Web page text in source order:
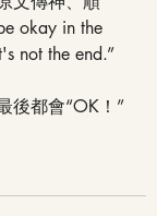
okay in the
not the end.”
後都會“OK！”